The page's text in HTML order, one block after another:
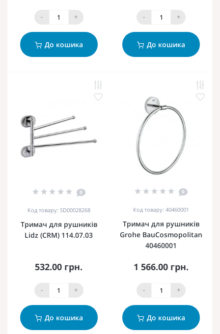
- +
До кошика
- +
До кошика
0
Код товару: SD00028268
Тримач для рушників
Lidz (CRM) 114.07.03
532.00 грн.
- +
До кошика
0
Код товару: 40460001
Тримач для рушників
Grohe BauCosmopolitan
40460001
1 566.00 грн.
- +
До кошика